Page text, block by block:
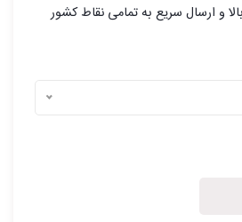
و ارسال سریع به تمامی نقاط کشور